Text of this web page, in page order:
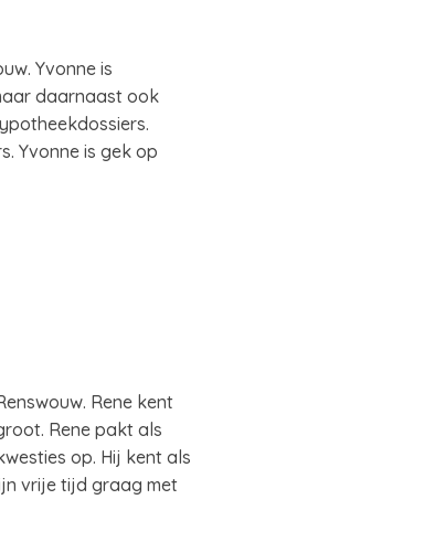
Yvonne is
daarnaast ook
Yvonne is gek op
Rene kent
Rene pakt als
op. Hij kent als
vrije tijd graag met